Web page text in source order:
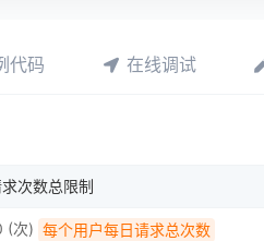
代码 在线调试
次数总限制
(次) 每个用户每日请求总次数